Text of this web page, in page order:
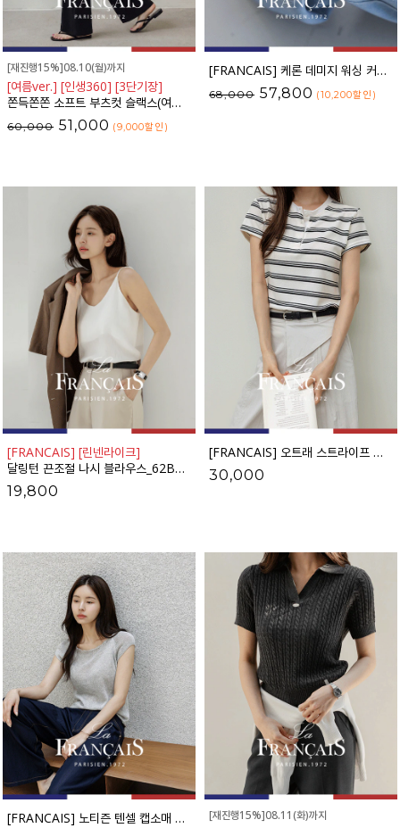
[재진행15%]08.10(월)까지
[여름ver.] [인생360] [3단기장]
쫀득쫀쫀 소프트 부츠컷 슬랙스(여름VER.)_F6H403SL
60,000 51,000 (9,000할인 )
[FRANCAIS] 케론 데미지 워싱 커브라인 와이드 데님팬츠_F6H479DP
68,000 57,800 (10,200할인 )
[FRANCAIS] [린넨라이크]
달링턴 끈조절 나시 블라우스_62BL2106
19,800
[FRANCAIS] 오트래 스트라이프 헨리넥 반팔티셔츠_F6H528TS
30,000
[FRANCAIS] 노티즌 텐셀 캡소매 니트_62KN2521
[재진행15%]08.11(화)까지